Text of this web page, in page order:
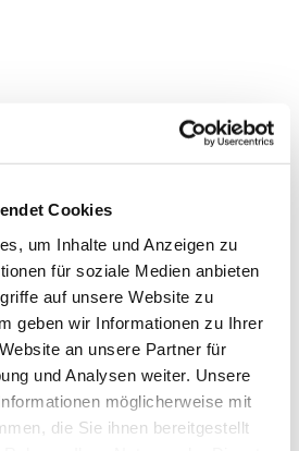
Cookies
um Inhalte und Anzeigen zu
für soziale Medien anbieten
auf unsere Website zu
geben wir Informationen zu Ihrer
an unsere Partner für
und Analysen weiter. Unsere
möglicherweise mit
die Sie ihnen bereitgestellt